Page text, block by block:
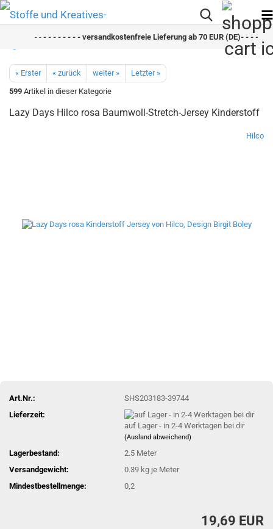
- - - - - - - - versandkostenfreie Lieferung ab 70 EUR (DE)- - - - - - -
« Erster « zurück weiter »
Letzter »
599 Artikel in dieser Kategorie
Lazy Days Hilco rosa Baumwoll-Stretch-Jersey Kinderstoff
Hilco
Art.Nr.:
SHS203183-39744
Lieferzeit:
auf Lager - in 2-4 Werktagen bei dir
(Ausland abweichend)
Lagerbestand: 2.5 Meter
Versandgewicht:
0.39 kg je Meter
Mindestbestellmenge:
0,2
19,69 EUR